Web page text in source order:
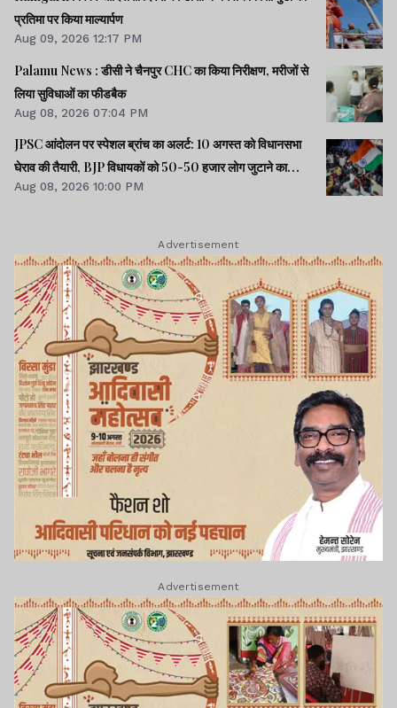
प्रतिमा पर किया माल्यार्पण
Aug 09, 2026 12:17 PM
Palamu News : डीसी ने चैनपुर CHC का किया निरीक्षण, मरीजों से
लिया सुविधाओं का फीडबैक
Aug 08, 2026 07:04 PM
JPSC आंदोलन पर स्पेशल ब्रांच का अलर्ट: 10 अगस्त को विधानसभा
घेराव की तैयारी, BJP विधायकों को 50-50 हजार लोग जुटाने का
टास्क
Aug 08, 2026 10:00 PM
Advertisement
Advertisement